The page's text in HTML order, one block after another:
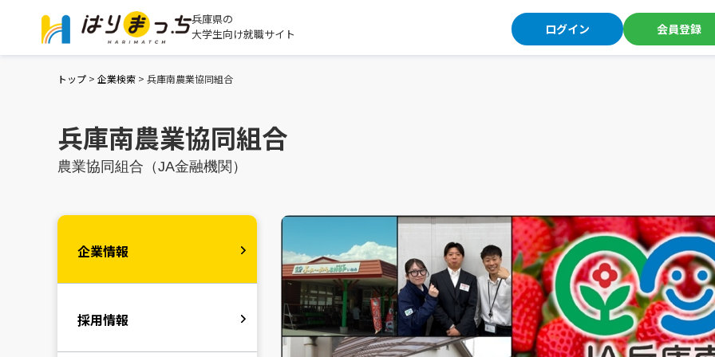
兵庫県の
大学生向け就職サイト
ログイン 会員登録
トップ > 企業検索 > 兵庫南農業協同組合
兵庫南農業協同組合
農業協同組合（JA金融機関）
企業情報
採用情報